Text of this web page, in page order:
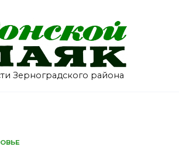
Зерноградского района